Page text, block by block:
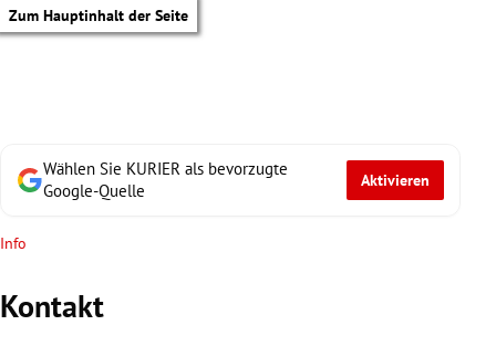
Zum Hauptinhalt der Seite
Wählen Sie KURIER als bevorzugte
Google-Quelle
Aktivieren
Info
Kontakt